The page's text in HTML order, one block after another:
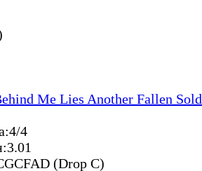
Me Lies Another Fallen
4/4
3.01
(Drop C)